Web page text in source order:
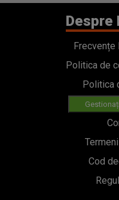
Despre
Frecvențe
Politica de
Politica
Cod